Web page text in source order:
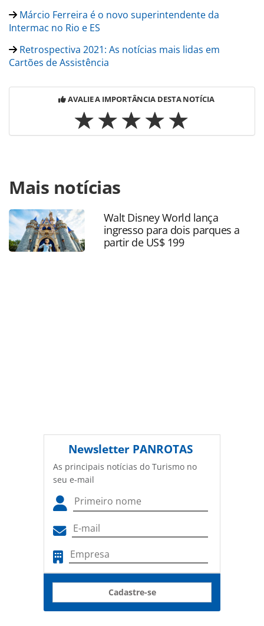
Márcio Ferreira é o novo superintendente da
Intermac no Rio e ES
Retrospectiva 2021: As notícias mais lidas em
Cartões de Assistência
AVALIE A IMPORTÂNCIA DESTA NOTÍCIA
https://www.panrotas.com.br/mercado/cartoes-de-
assistencia/2022/01/intermac-lanca-cobertura-de-
hospedagem-para-quarentena_186994.html ou as
ferramentas oferecidas na página. Todo o conteúdo
produzido pela PANROTAS Editora é protegido pela
legislação brasileira sobre direito autoral. Não reproduza o
Mais notícias
Walt Disney World lança
ingresso para dois parques a
partir de US$ 199
Newsletter PANROTAS
As principais notícias do Turismo no
seu e-mail
Cadastre-se